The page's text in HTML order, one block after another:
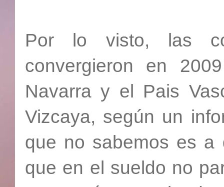
Por lo visto, las
convergieron en
Navarra y el Pais
Vizcaya, según un
que no sabemos es a
que en el sueldo no